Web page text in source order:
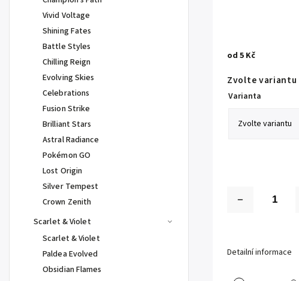
Vivid Voltage
Shining Fates
Battle Styles
Chilling Reign
Evolving Skies
Celebrations
Fusion Strike
Brilliant Stars
Astral Radiance
Pokémon GO
Lost Origin
Silver Tempest
Crown Zenith
Scarlet & Violet
Scarlet & Violet
Paldea Evolved
Obsidian Flames
od 5 Kč
Zvolte variantu
Varianta
Detailní informace